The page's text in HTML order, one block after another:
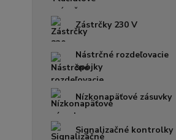
Zástrčky 230 V
Nástrčné rozdeľovacie
spojky
Nízkonapäťové zásuvky
Signalizačné kontrolky